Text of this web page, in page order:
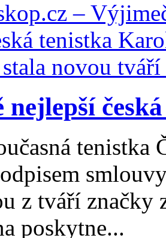
tenistka
z tváří značky
poskytne...